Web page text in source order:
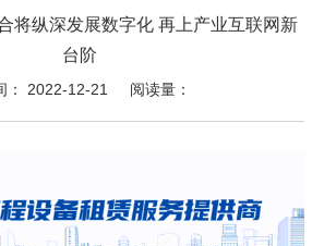
将纵深发展数字化 再上产业互联网新
台阶
： 2022-12-21 阅读量：